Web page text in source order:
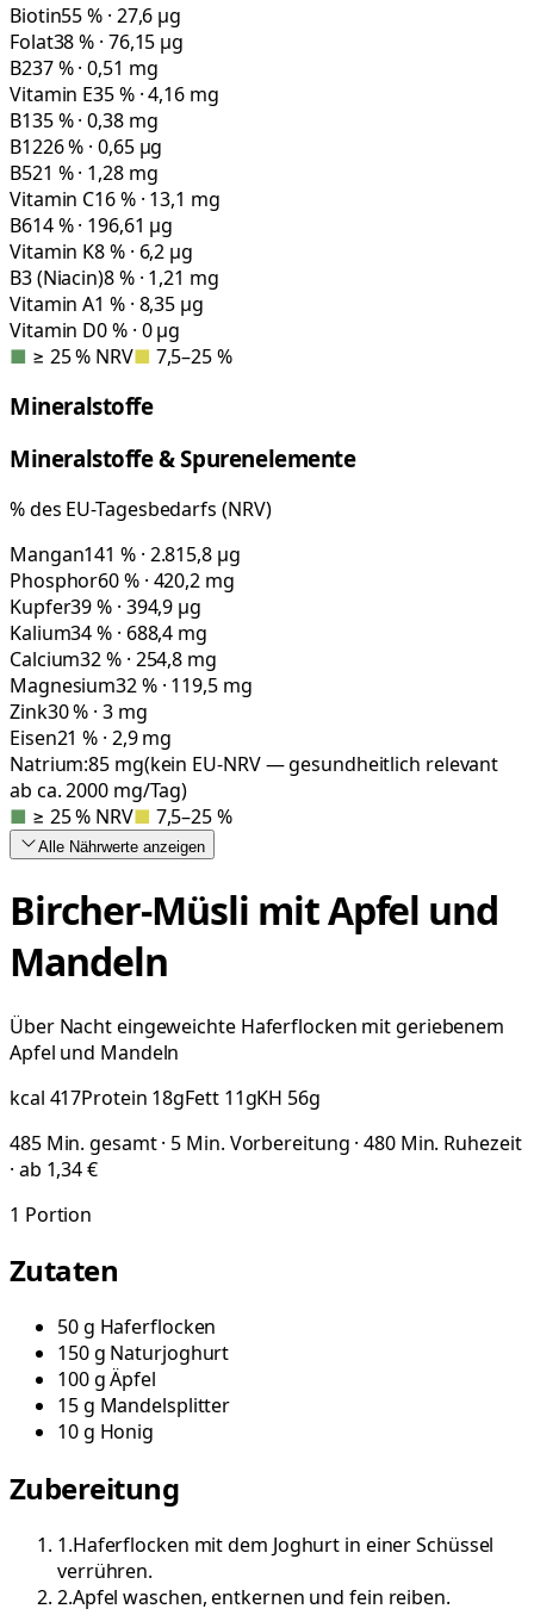
Biotin55 % · 27,6 µg
Folat38 % · 76,15 µg
B237 % · 0,51 mg
Vitamin E35 % · 4,16 mg
B135 % · 0,38 mg
B1226 % · 0,65 µg
B521 % · 1,28 mg
Vitamin C16 % · 13,1 mg
B614 % · 196,61 µg
Vitamin K8 % · 6,2 µg
B3 (Niacin)8 % · 1,21 mg
Vitamin A1 % · 8,35 µg
Vitamin D0 % · 0 µg
■ ≥ 25 % NRV■ 7,5–25 %
Mineralstoffe
Mineralstoffe & Spurenelemente
% des EU-Tagesbedarfs (NRV)
Mangan141 % · 2.815,8 µg
Phosphor60 % · 420,2 mg
Kupfer39 % · 394,9 µg
Kalium34 % · 688,4 mg
Calcium32 % · 254,8 mg
Magnesium32 % · 119,5 mg
Zink30 % · 3 mg
Eisen21 % · 2,9 mg
Natrium:85 mg(kein EU-NRV — gesundheitlich relevant
ab ca. 2000 mg/Tag)
■ ≥ 25 % NRV■ 7,5–25 %
Alle Nährwerte anzeigen
Bircher-Müsli mit Apfel und
Mandeln
Über Nacht eingeweichte Haferflocken mit geriebenem
Apfel und Mandeln
kcal 417Protein 18gFett 11gKH 56g
485 Min. gesamt · 5 Min. Vorbereitung · 480 Min. Ruhezeit
· ab 1,34 €
1 Portion
Zutaten
50g Haferflocken
150g Naturjoghurt
100gÄpfel
15g Mandelsplitter
10g Honig
Zubereitung
1.Haferflocken mit dem Joghurt in einer Schüssel
verrühren.
2.Apfel waschen, entkernen und fein reiben.